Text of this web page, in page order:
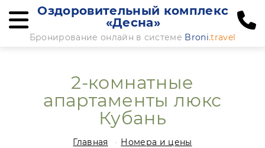
Оздоровительный комплекс
«Десна»
Бронирование онлайн в системе Broni.travel
2-комнатные
апартаменты люкс
Кубань
Главная Номера и цены